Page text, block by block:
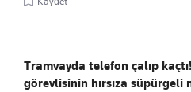
Tramvayda telefon çalıp
görevlisinin hırsıza süpürgeli